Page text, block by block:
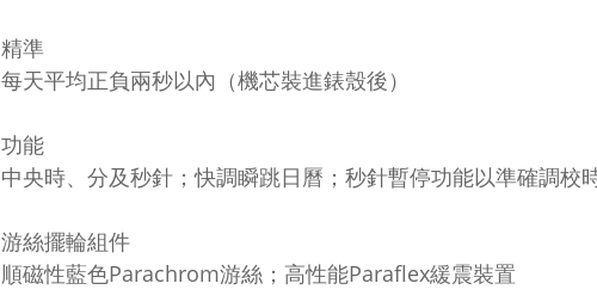
精準
每天平均正負兩秒以內（機芯裝進錶殼後）
功能
中央時、分及秒針；快調瞬跳日曆；秒針暫停功能以準確調校
游絲擺輪組件
順磁性藍色Parachrom游絲；高性能Paraflex緩震裝置